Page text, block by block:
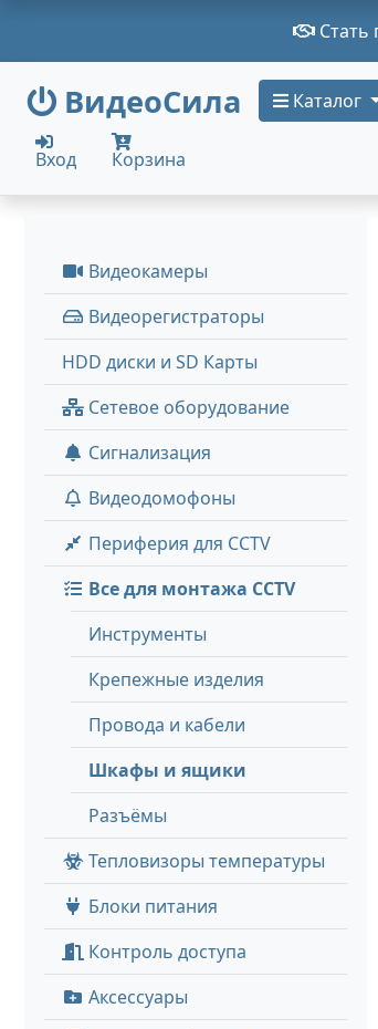
Стать
ВидеоСила Каталог
Вход Корзина
Видеокамеры
Видеорегистраторы
HDD диски и SD Карты
Сетевое оборудование
Сигнализация
Видеодомофоны
Периферия для CCTV
Все для монтажа CCTV
Инструменты
Крепежные изделия
Провода и кабели
Шкафы и ящики
Разъёмы
Тепловизоры температуры
Блоки питания
Контроль доступа
Аксессуары